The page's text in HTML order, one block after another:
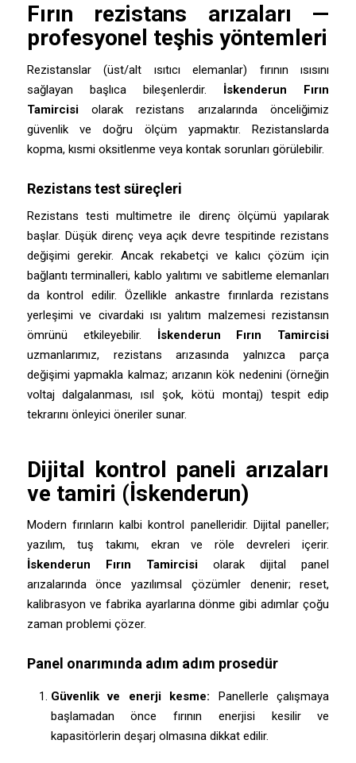
Fırın rezistans arızaları —
profesyonel teşhis yöntemleri
Rezistanslar (üst/alt ısıtıcı elemanlar) fırının ısısını
sağlayan başlıca bileşenlerdir. İskenderun Fırın
Tamircisiolarak rezistans arızalarında önceliğimiz
güvenlik ve doğru ölçüm yapmaktır. Rezistanslarda
kopma, kısmi oksitlenme veya kontak sorunları görülebilir.
Rezistans test süreçleri
Rezistans testi multimetre ile direnç ölçümü yapılarak
başlar. Düşük direnç veya açık devre tespitinde rezistans
değişimi gerekir. Ancak rekabetçi ve kalıcı çözüm için
bağlantı terminalleri, kablo yalıtımı ve sabitleme elemanları
da kontrol edilir. Özellikle ankastre fırınlarda rezistans
yerleşimi ve civardaki ısı yalıtım malzemesi rezistansın
ömrünü etkileyebilir. İskenderun Fırın Tamircisi
uzmanlarımız, rezistans arızasında yalnızca parça
değişimi yapmakla kalmaz; arızanın kök nedenini (örneğin
voltaj dalgalanması, ısıl şok, kötü montaj) tespit edip
tekrarını önleyici öneriler sunar.
Dijital kontrol paneli arızaları
ve tamiri (İskenderun)
Modern fırınların kalbi kontrol panelleridir. Dijital paneller;
yazılım, tuş takımı, ekran ve röle devreleri içerir.
İskenderun Fırın Tamircisiolarak dijital panel
arızalarında önce yazılımsal çözümler denenir; reset,
kalibrasyon ve fabrika ayarlarına dönme gibi adımlar çoğu
zaman problemi çözer.
Panel onarımında adım adım prosedür
Güvenlik ve enerji kesme: Panellerle çalışmaya
başlamadan önce fırının enerjisi kesilir ve
kapasitörlerin deşarj olmasına dikkat edilir.